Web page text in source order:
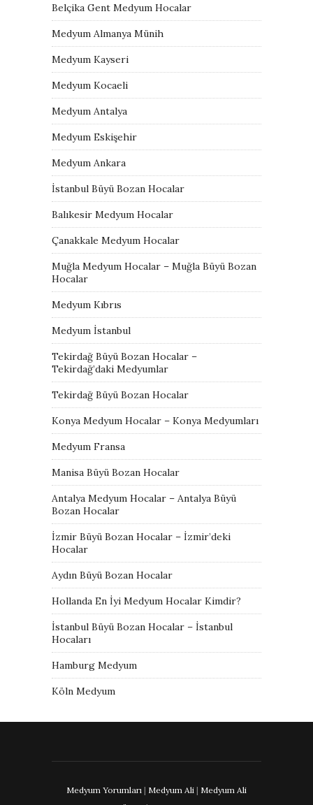
Belçika Gent Medyum Hocalar
Medyum Almanya Münih
Medyum Kayseri
Medyum Kocaeli
Medyum Antalya
Medyum Eskişehir
Medyum Ankara
İstanbul Büyü Bozan Hocalar
Balıkesir Medyum Hocalar
Çanakkale Medyum Hocalar
Muğla Medyum Hocalar – Muğla Büyü Bozan
Hocalar
Medyum Kıbrıs
Medyum İstanbul
Tekirdağ Büyü Bozan Hocalar –
Tekirdağ’daki Medyumlar
Tekirdağ Büyü Bozan Hocalar
Konya Medyum Hocalar – Konya Medyumları
Medyum Fransa
Manisa Büyü Bozan Hocalar
Antalya Medyum Hocalar – Antalya Büyü
Bozan Hocalar
İzmir Büyü Bozan Hocalar – İzmir’deki
Hocalar
Aydın Büyü Bozan Hocalar
Hollanda En İyi Medyum Hocalar Kimdir?
İstanbul Büyü Bozan Hocalar – İstanbul
Hocaları
Hamburg Medyum
Köln Medyum
Medyum Yorumları | Medyum Ali | Medyum Ali